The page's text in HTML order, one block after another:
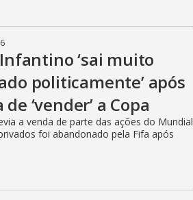
‘sai muito
politicamente’ após
‘vender’ a Copa
a venda de parte das ações do Mundial
foi abandonado pela Fifa após